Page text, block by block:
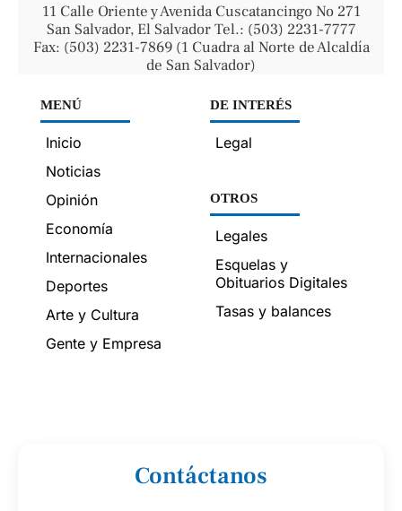
11 Calle Oriente y Avenida Cuscatancingo No 271
San Salvador, El Salvador Tel.: (503) 2231-7777
Fax: (503) 2231-7869 (1 Cuadra al Norte de Alcaldía
de San Salvador)
MENÚ
Inicio
Noticias
Opinión
Economía
Internacionales
Deportes
Arte y Cultura
Gente y Empresa
DE INTERÉS
Legal
OTROS
Legales
Esquelas y
Obituarios Digitales
Tasas y balances
Contáctanos